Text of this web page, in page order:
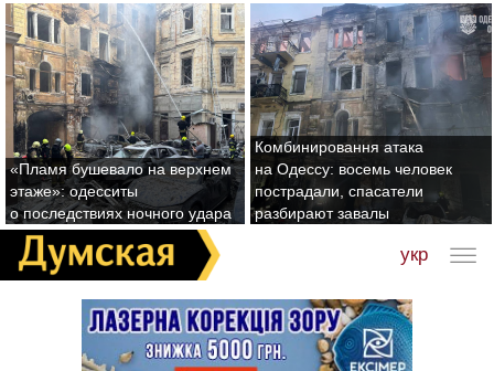
«Пламя бушевало на верхнем
этаже»: одесситы
о последствиях ночного удара
Комбинировання атака
на Одессу: восемь человек
пострадали, спасатели
разбирают завалы
укр